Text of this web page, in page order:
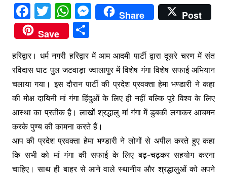
F
a
c
e
b
o
o
k
T
w
itt
er
W
h
at
s
A
p
p
M
e
s
e
n
g
er
Share
Post
Save
S
ar
e
हरिद्वार। धर्म नगरी हरिद्वार में आम आदमी पार्टी द्वारा दूसरे चरण में संत
रविदास घाट पुल जटवाड़ा ज्वालापुर में विशेष गंगा विशेष सफाई अभियान
चलाया गया। इस दौरान पार्टी की प्रदेश प्रवक्ता हेमा भण्डारी ने कहा
की मोक्ष दायिनी मां गंगा हिंदुओं के लिए ही नहीं बल्कि पूरे विश्व के लिए
आस्था का प्रतीक है। लाखों श्रद्धालु मां गंगा में डुबकी लगाकर आचमन
करके पुण्य की कामना करते हैं।
आप की प्रदेश प्रवक्ता हेमा भण्डारी ने लोगों से अपील करते हुए कहा
कि सभी को मां गंगा की सफाई के लिए बढ़-चढ़कर सहयोग करना
चाहिए। साथ ही बाहर से आने वाले स्थानीय और श्रद्धालुओं को अपने